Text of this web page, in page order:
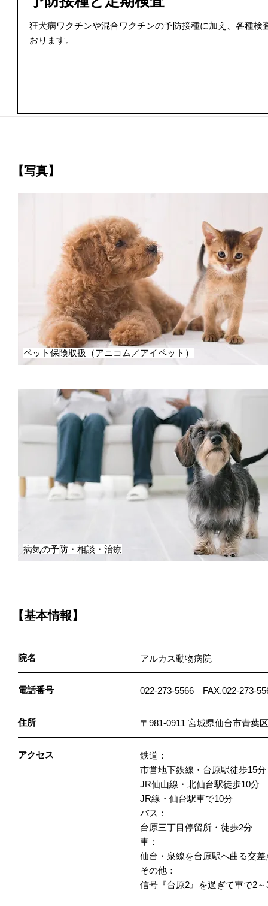
狂犬病ワクチンや混合ワクチンの予防接種に加え、各種検
おります。
【写真】
ペット保険取扱（アニコム／アイペット）
病気の予防・相談・治療
【基本情報】
院名 アルカス動物病院
電話番号 022-273-5566 FAX.022-273-
住所 〒981-0911 宮城県仙台市青葉
アクセス
鉄道：
市営地下鉄線・台原駅徒歩15分
JR仙山線・北仙台駅徒歩10分
JR線・仙台駅車で10分
バス：
台原三丁目停留所・徒歩2分
車：
仙台・泉線を台原駅へ曲る交差
その他：
信号『台原2』を過ぎて車で2